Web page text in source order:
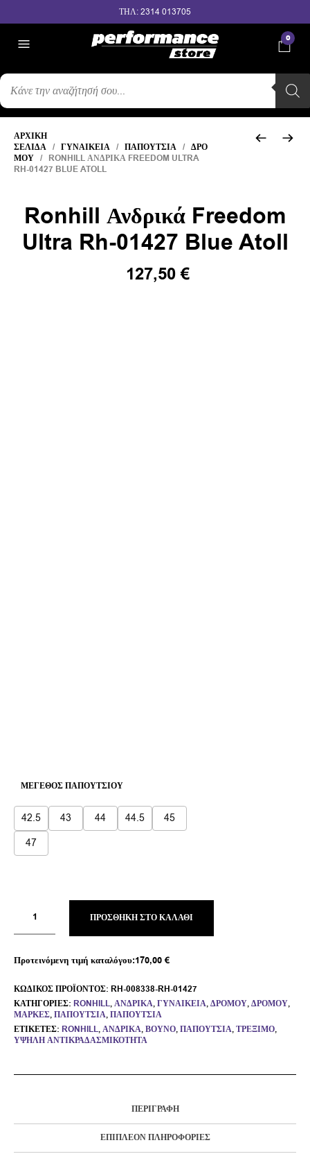
ΤΗΛ: 2314 013705
0
ΑΝΑΖΉΤΗΣΗ
ΠΡΟΪΌΝΤΩΝ
ΑΡΧΙΚΉ
ΣΕΛΊΔΑ / ΓΥΝΑΙΚΕΊΑ / ΠΑΠΟΎΤΣΙΑ / ΔΡΌ
ΜΟΥ / RONHILL ΑΝΔΡΙΚΆ FREEDOM ULTRA
RH-01427 BLUE ATOLL
Ronhill Ανδρικά Freedom
Ultra Rh-01427 Blue Atoll
Original
127,50€Η
ΜΈΓΕΘΟΣ ΠΑΠΟΥΤΣΙΟΎ
42.5 43 44 44.5
45
47
ΠΡΟΣΘΉΚΗ ΣΤΟ ΚΑΛΆΘΙ
Προτεινόμενη τιμή καταλόγου:170,00€
ΚΩΔΙΚΌΣ ΠΡΟΪΌΝΤΟΣ: RH-008338-RH-01427
ΚΑΤΗΓΟΡΊΕΣ: RONHILL,ΑΝΔΡΙΚΆ,ΓΥΝΑΙΚΕΊΑ,ΔΡΌΜΟΥ,ΔΡΌΜΟΥ,
ΜΆΡΚΕΣ,ΠΑΠΟΎΤΣΙΑ,ΠΑΠΟΎΤΣΙΑ
ΕΤΙΚΈΤΕΣ: RONHILL,ΑΝΔΡΙΚΆ,ΒΟΥΝΌ,ΠΑΠΟΎΤΣΙΑ,ΤΡΈΞΙΜΟ,
ΥΨΗΛΉ ΑΝΤΙΚΡΑΔΑΣΜΙΚΌΤΗΤΑ
ΠΕΡΙΓΡΑΦΉ
ΕΠΙΠΛΈΟΝ ΠΛΗΡΟΦΟΡΊΕΣ